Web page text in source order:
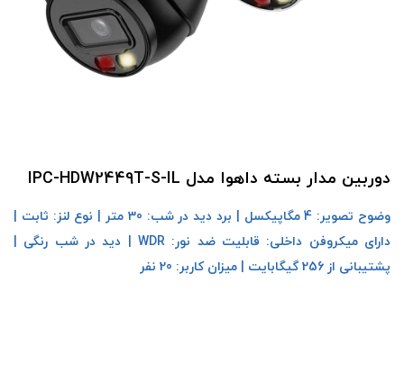
دوربین مدار بسته داهوا مدل IPC-HDW2449T-S-IL
وضوح تصویر: 4 مگاپیکسل | برد دید در شب: 30 متر | نوع لنز: ثابت |
دارای میکروفن داخلی: قابلیت ضد نور: WDR | دید در شب رنگی |
پشتیبانی از 256 گیگابایت | میزان کاربر: 20 نفر